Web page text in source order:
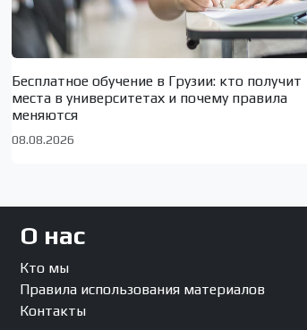
Бесплатное обучение в Грузии: кто получит
места в университетах и почему правила
меняются
08.08.2026
О нас
Кто мы
Правила использования материалов
Контакты